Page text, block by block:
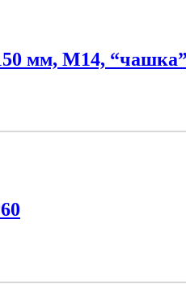
мм, М14, “чашка”,